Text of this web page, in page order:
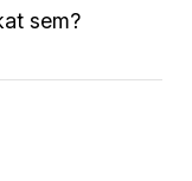
sem?